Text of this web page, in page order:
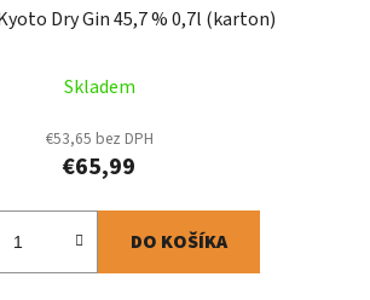
Dry Gin 45,7 % 0,7l (karton)
Skladem
€53,65 bez DPH
€65,99
DO KOŠÍKA